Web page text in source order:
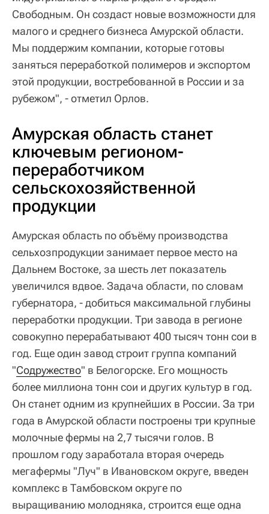
Свободным. Он создаст новые возможности для
малого и среднего бизнеса Амурской области.
Мы поддержим компании, которые готовы
заняться переработкой полимеров и экспортом
этой продукции, востребованной в России и за
рубежом", - отметил Орлов.
Амурская область станет
ключевым регионом-
переработчиком
сельскохозяйственной
продукции
Амурская область по объёму производства
сельхозпродукции занимает первое место на
Дальнем Востоке, за шесть лет показатель
увеличился вдвое. Задача области, по словам
губернатора, - добиться максимальной глубины
переработки продукции. Три завода в регионе
совокупно перерабатывают 400 тысяч тонн сои в
год. Еще один завод строит группа компаний
"Содружество" в Белогорске. Его мощность
более миллиона тонн сои и других культур в год.
Он станет одним из крупнейших в России. За три
года в Амурской области построены три крупные
молочные фермы на 2,7 тысячи голов. В
прошлом году заработала вторая очередь
мегафермы "Луч" в Ивановском округе, введен
комплекс в Тамбовском округе по
выращиванию молодняка, строится еще одна